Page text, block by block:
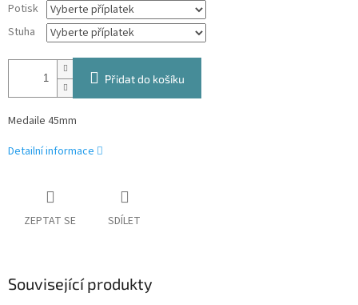
Potisk
Stuha
Přidat do košíku
Medaile 45mm
Detailní informace
ZEPTAT SE SDÍLET
Související produkty